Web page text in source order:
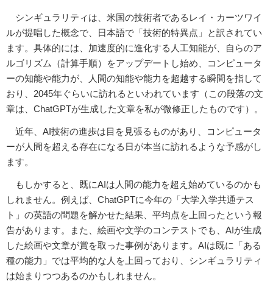
シンギュラリティは、米国の技術者であるレイ・カーツワイ
ルが提唱した概念で、日本語で「技術的特異点」と訳されてい
ます。具体的には、加速度的に進化する人工知能が、自らのア
ルゴリズム（計算手順）をアップデートし始め、コンピュータ
ーの知能や能力が、人間の知能や能力を超越する瞬間を指して
おり、2045年ぐらいに訪れるといわれています（この段落の文
章は、ChatGPTが生成した文章を私が微修正したものです）。
近年、AI技術の進歩は目を見張るものがあり、コンピュータ
ーが人間を超える存在になる日が本当に訪れるような予感がし
ます。
もしかすると、既にAIは人間の能力を超え始めているのかも
しれません。例えば、ChatGPTに今年の「大学入学共通テス
ト」の英語の問題を解かせた結果、平均点を上回ったという報
告があります。また、絵画や文学のコンテストでも、AIが生成
した絵画や文章が賞を取った事例があります。AIは既に「ある
種の能力」では平均的な人を上回っており、シンギュラリティ
は始まりつつあるのかもしれません。